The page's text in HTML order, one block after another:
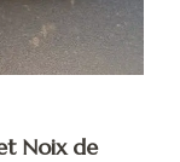
Noix de